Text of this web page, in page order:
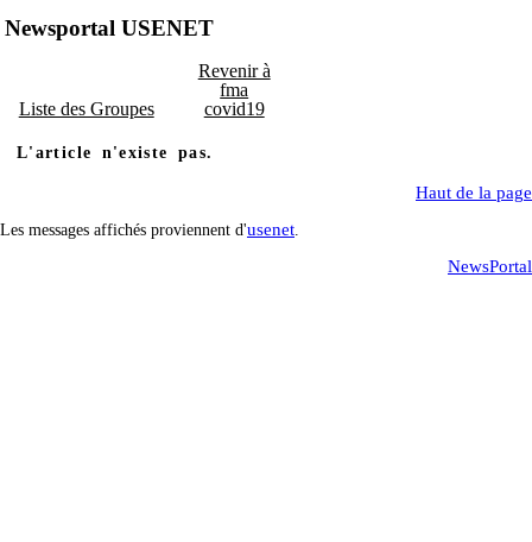
Newsportal USENET
Liste des Groupes
Revenir à
fma
covid19
L'article n'existe pas.
Haut de la page
Les messages affichés proviennent d'usenet
NewsPortal